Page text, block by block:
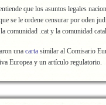
que los asuntos legales
se le ordene censurar por oden
comunidad .cat y la comunidad
una carta similar al Comisario
Europea y un artículo regulatorio.